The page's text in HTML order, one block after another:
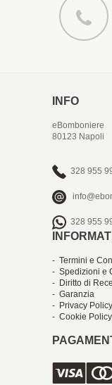
INFO
eBomboniere
80123 Napoli
328 955
328 955
- Termini e
- Spedizioni e
- Diritto di
- Garanzia
- Privacy Policy
- Cookie Policy